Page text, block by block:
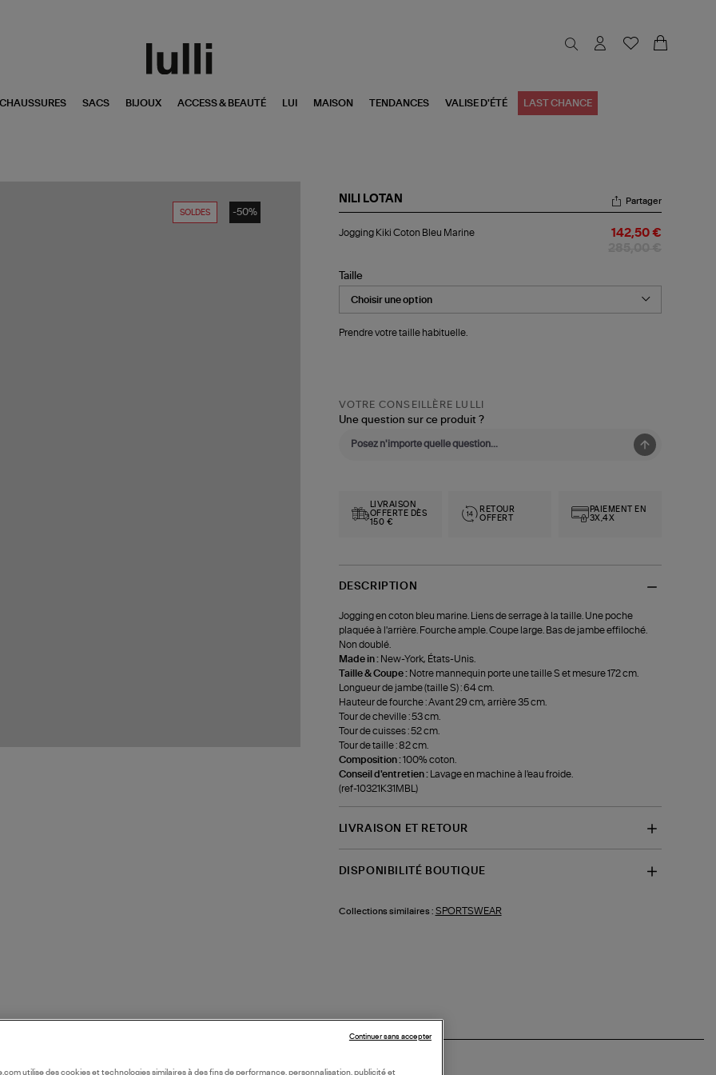
CHAUSSURES SACS BIJOUX ACCESS & BEAUTÉ LUI MAISON TENDANCES VALISE D'ÉTÉ LAST CHANCE
SOLDES -50%
NILI LOTAN
Kiki
Marine
Partager
Jogging Kiki Coton Bleu Marine 142,50 €
Taille
Prendre votre taille habituelle.
VOTRE CONSEILLÈRE LULLI
Une question sur ce produit ?
LIVRAISON
OFFERTE DÈS
150 €
RETOUR
OFFERT
PAIEMENT EN
3X,4X
DESCRIPTION
Jogging en coton bleu marine. Liens de serrage à la taille. Une poche
plaquée à l'arrière. Fourche ample. Coupe large. Bas de jambe effiloché.
Non doublé.
Made in : New-York, États-Unis.
Taille & Coupe : Notre mannequin porte une taille S et mesure 172 cm.
Longueur de jambe (taille S) : 64 cm.
Hauteur de fourche : Avant 29 cm, arrière 35 cm.
Tour de cheville : 53 cm.
Tour de cuisses : 52 cm.
Tour de taille : 82 cm.
Composition :100% coton.
Conseil d'entretien :
Lavage en machine à l'eau froide.
(ref-10321K31MBL)
LIVRAISON ET RETOUR
DISPONIBILITÉ BOUTIQUE
Collections similaires : SPORTSWEAR
utilise des cookies et technologies similaires à des fins de performance, personnalisation, publicité et
Continuer sans accepter